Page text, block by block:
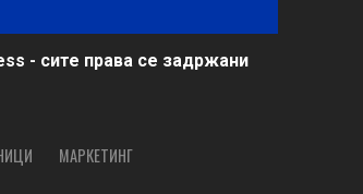
- сите права се задржани
МАРКЕТИНГ